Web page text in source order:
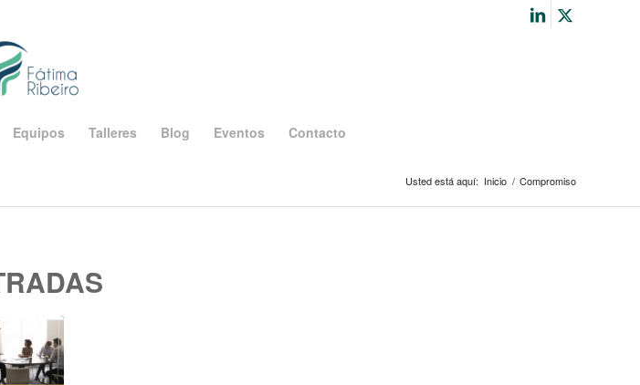
Equipos Talleres Blog Eventos Contacto
Usted está aquí: Inicio / Compromiso